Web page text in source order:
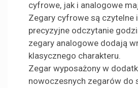
cyfrowe, jak i analogowe
Zegary cyfrowe są czytelne
precyzyjne odczytanie
zegary analogowe dodają
klasycznego charakteru.
Zegar wyposażony w
nowoczesnych zegarów do